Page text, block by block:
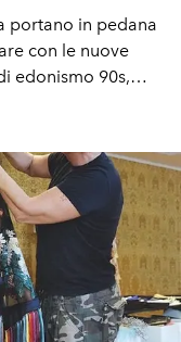
portano in pedana
con le nuove
edonismo 90s,
robotico, grazie
Italiano di
viaggio è stato un
con una